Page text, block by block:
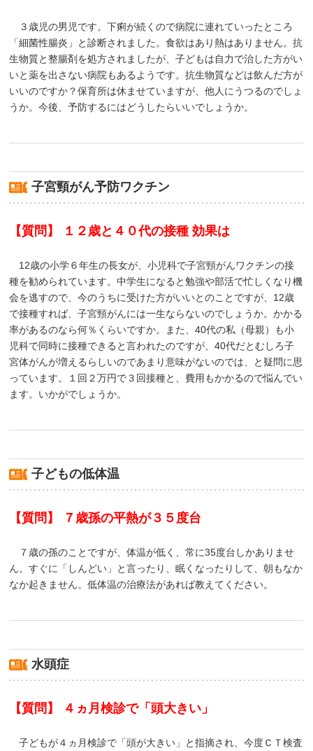
３歳児の男児です。下痢が続くので病院に連れていったところ
「細菌性腸炎」と診断されました。食欲はあり熱はありません。抗
生物質と整腸剤を処方されましたが、子どもは自力で治した方がい
いと薬を出さない病院もあるようです。抗生物質などは飲んだ方が
いいのですか？保育所は休ませていますが、他人にうつるのでしょ
うか。今後、予防するにはどうしたらいいでしょうか。
子宮頸がん予防ワクチン
【質問】 １２歳と４０代の接種 効果は
12歳の小学６年生の長女が、小児科で子宮頸がんワクチンの接
種を勧められています。中学生になると勉強や部活で忙しくなり機
会を逃すので、今のうちに受けた方がいいとのことですが、12歳
で接種すれば、子宮頸がんには一生ならないのでしょうか。かかる
率があるのなら何％くらいですか。また、40代の私（母親）も小
児科で同時に接種できると言われたのですが、40代だとむしろ子
宮体がんが増えるらしいのであまり意味がないのでは、と疑問に思
っています。１回２万円で３回接種と、費用もかかるので悩んでい
ます。いかがでしょうか。
子どもの低体温
【質問】 ７歳孫の平熱が３５度台
７歳の孫のことですが、体温が低く、常に35度台しかありませ
ん。すぐに「しんどい」と言ったり、眠くなったりして、朝もなか
なか起きません。低体温の治療法があれば教えてください。
水頭症
【質問】 ４ヵ月検診で「頭大きい」
子どもが４ヵ月検診で「頭が大きい」と指摘され、今度ＣＴ検査